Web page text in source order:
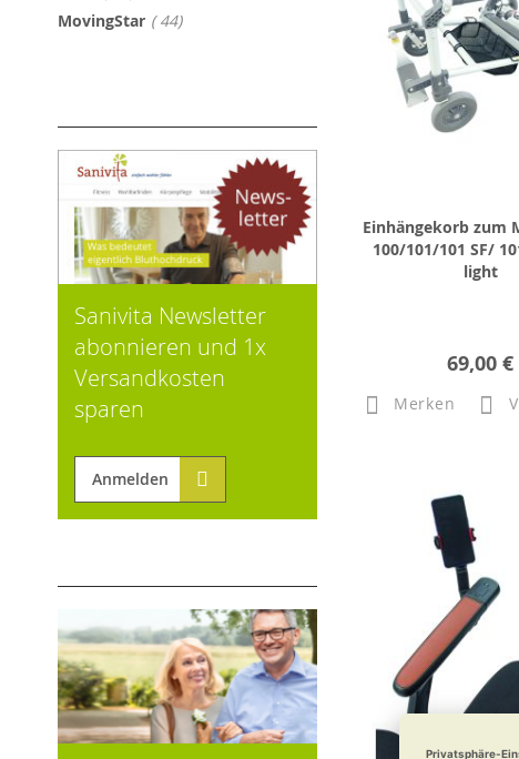
Einhängekorb zum
100/101/101 SF/
light
69,00 €
Merken
MovingStar 44Artikel
Sanivita Newsletter
abonnieren und 1x
Versandkosten
sparen
Anmelden